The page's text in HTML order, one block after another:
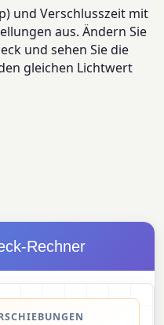
und Verschlusszeit mit
aus. Ändern Sie
und sehen Sie die
gleichen Lichtwert
Rechner